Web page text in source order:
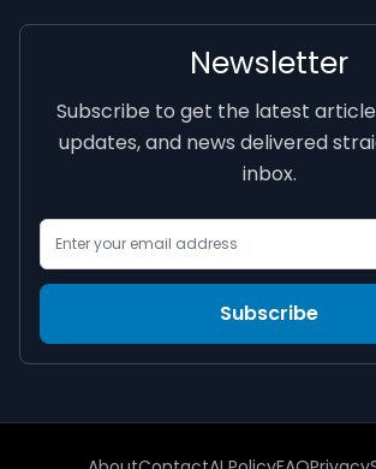
Newsletter
Subscribe to get the latest
updates, and news delivered
inbox.
Subscribe